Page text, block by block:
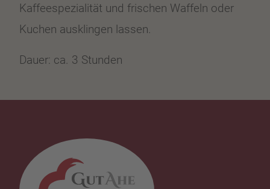
Kaffeespezialität und frischen Waffeln oder
Kuchen ausklingen lassen.
Dauer: ca. 3 Stunden